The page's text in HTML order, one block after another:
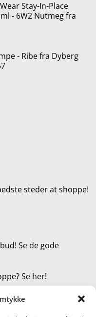
kr..
Stay-In-Place
- 6W2 Nutmeg fra
kr..
- Ribe fra Dyberg
steder at shoppe!
Se de gode
Se her!